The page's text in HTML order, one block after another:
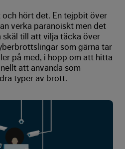
och hört det. En tejpbit över
verka paranoiskt men det
skäl till att vilja täcka över
som gärna tar
på med, i hopp om att hitta
att använda som
typer av brott.